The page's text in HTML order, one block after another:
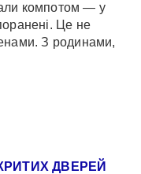
компотом — у
Це не
З родинами,
ДВЕРЕЙ